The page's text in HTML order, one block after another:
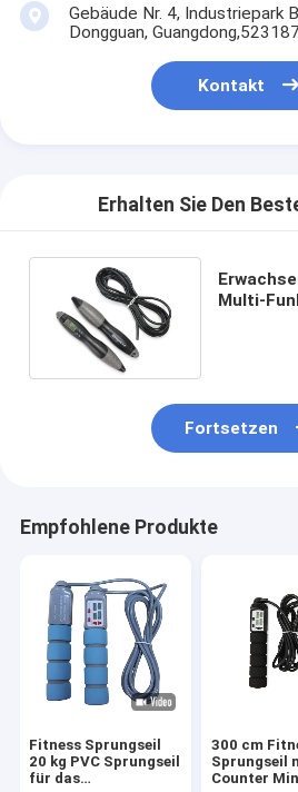
Gebäude Nr. 4, Industriepark
Dongguan,
Kontakt
Erhalten Sie Den
Multi-
Fortsetzen
Empfohlene Produkte
Fitness Sprungseil
20 kg PVC Sprungseil
für das
300 cm
Sprungseil
Counter